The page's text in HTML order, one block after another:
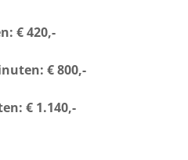
€ 420,-
€ 800,-
€ 1.140,-